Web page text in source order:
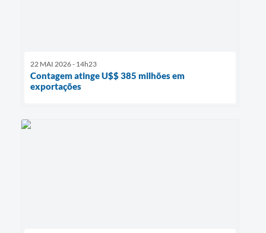
22 MAI 2026 - 14h23
Contagem atinge U$$ 385 milhões em
exportações